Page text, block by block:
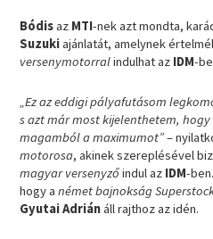
Bódisaz MTI-nek azt mondta,
Suzukiajánlatát, amelynek
versenymotorralindulhat az IDM-
„Ez az eddigi pályafutásom
s azt már most kijelenthetem,
magamból a maximumot”–
motorosa, akinek szereplésével
magyar versenyzőindul az IDM-
hogy anémet bajnokság
Gyutai Adriánáll rajthoz az idén.